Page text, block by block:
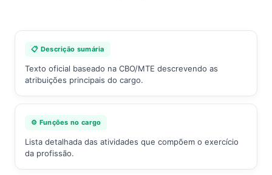
📋 Descrição sumária
Texto oficial baseado na CBO/MTE descrevendo as
atribuições principais do cargo.
⚙️ Funções no cargo
Lista detalhada das atividades que compõem o exercício
da profissão.